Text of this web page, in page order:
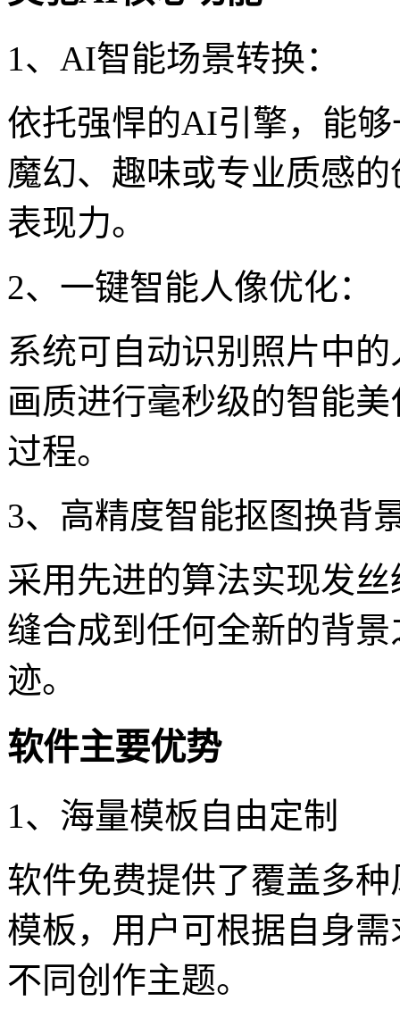
1、AI智能场景转换：
依托强悍的AI引擎，能
魔幻、趣味或专业质感
表现力。
2、一键智能人像优化：
系统可自动识别照片中
画质进行毫秒级的智能
过程。
3、高精度智能抠图换背
采用先进的算法实现发
缝合成到任何全新的背
迹。
软件主要优势
1、海量模板自由定制
软件免费提供了覆盖多
模板，用户可根据自身
不同创作主题。